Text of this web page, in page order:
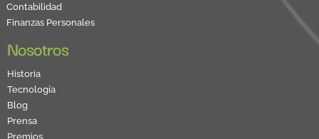
Contabilidad
Finanzas Personales
Nosotros
Historia
Tecnología
Blog
Prensa
Premios